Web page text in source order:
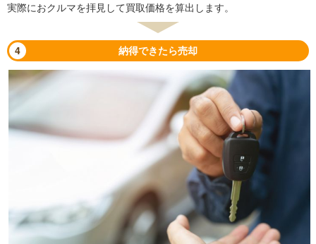
実際におクルマを拝見して買取価格を算出します。
4 納得できたら売却